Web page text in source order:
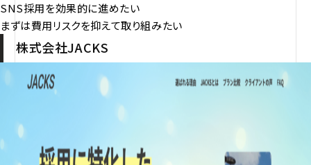
SNS採用を効果的に進めたい
まずは費用リスクを抑えて取り組みたい
株式会社JACKS